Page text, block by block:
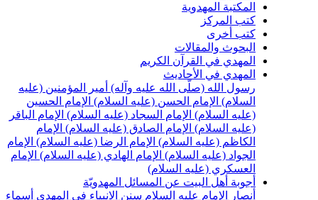
المكتبة المهدوية
كتب المركز
كتب أخرى
البحوث والمقالات
المهدي في القرآن الكريم
المهدي في الأحاديث
رسول الله (صلّى الله عليه وآله) أمير المؤمنين (عليه
السلام) الإمام الحسن (عليه السلام) الإمام الحسين
(عليه السلام) الإمام السجاد (عليه السلام) الإمام الباقر
(عليه السلام) الإمام الصادق (عليه السلام) الإمام
الكاظم (عليه السلام) الإمام الرضا (عليه السلام) الإمام
الجواد (عليه السلام) الإمام الهادي (عليه السلام) الإمام
العسكري (عليه السلام)
أجوبة أهل البيت عن المسائل المهدويّة
أنصار الإمام عليه السلام سنن الانبياء في المهدي أسماء